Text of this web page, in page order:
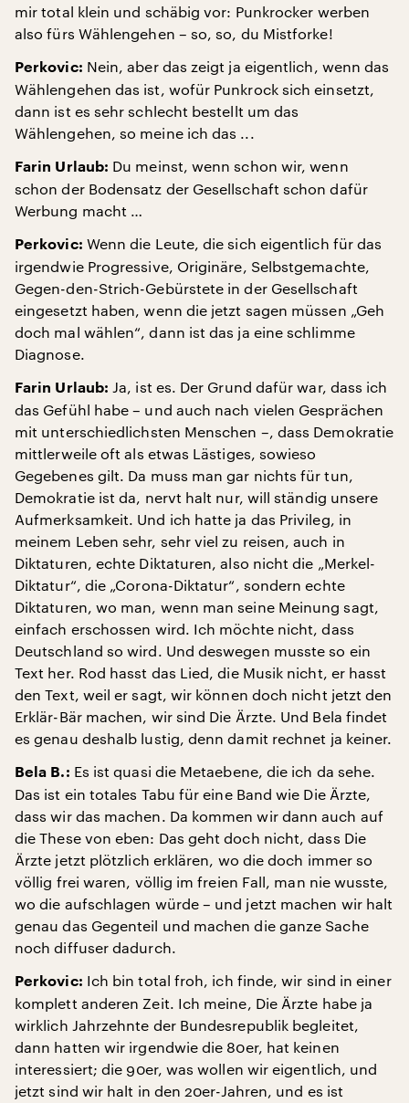
mir total klein und schäbig vor: Punkrocker werben
also fürs Wählengehen – so, so, du Mistforke!
Perkovic: Nein, aber das zeigt ja eigentlich, wenn das
Wählengehen das ist, wofür Punkrock sich einsetzt,
dann ist es sehr schlecht bestellt um das
Wählengehen, so meine ich das ...
Farin Urlaub: Du meinst, wenn schon wir, wenn
schon der Bodensatz der Gesellschaft schon dafür
Werbung macht …
Perkovic: Wenn die Leute, die sich eigentlich für das
irgendwie Progressive, Originäre, Selbstgemachte,
Gegen-den-Strich-Gebürstete in der Gesellschaft
eingesetzt haben, wenn die jetzt sagen müssen „Geh
doch mal wählen“, dann ist das ja eine schlimme
Diagnose.
Farin Urlaub: Ja, ist es. Der Grund dafür war, dass ich
das Gefühl habe – und auch nach vielen Gesprächen
mit unterschiedlichsten Menschen –, dass Demokratie
mittlerweile oft als etwas Lästiges, sowieso
Gegebenes gilt. Da muss man gar nichts für tun,
Demokratie ist da, nervt halt nur, will ständig unsere
Aufmerksamkeit. Und ich hatte ja das Privileg, in
meinem Leben sehr, sehr viel zu reisen, auch in
Diktaturen, echte Diktaturen, also nicht die „Merkel-
Diktatur“, die „Corona-Diktatur“, sondern echte
Diktaturen, wo man, wenn man seine Meinung sagt,
einfach erschossen wird. Ich möchte nicht, dass
Deutschland so wird. Und deswegen musste so ein
Text her. Rod hasst das Lied, die Musik nicht, er hasst
den Text, weil er sagt, wir können doch nicht jetzt den
Erklär-Bär machen, wir sind Die Ärzte. Und Bela findet
es genau deshalb lustig, denn damit rechnet ja keiner.
Bela B.: Es ist quasi die Metaebene, die ich da sehe.
Das ist ein totales Tabu für eine Band wie Die Ärzte,
dass wir das machen. Da kommen wir dann auch auf
die These von eben: Das geht doch nicht, dass Die
Ärzte jetzt plötzlich erklären, wo die doch immer so
völlig frei waren, völlig im freien Fall, man nie wusste,
wo die aufschlagen würde – und jetzt machen wir halt
genau das Gegenteil und machen die ganze Sache
noch diffuser dadurch.
Perkovic: Ich bin total froh, ich finde, wir sind in einer
komplett anderen Zeit. Ich meine, Die Ärzte habe ja
wirklich Jahrzehnte der Bundesrepublik begleitet,
dann hatten wir irgendwie die 80er, hat keinen
interessiert; die 90er, was wollen wir eigentlich, und
jetzt sind wir halt in den 20er-Jahren, und es ist